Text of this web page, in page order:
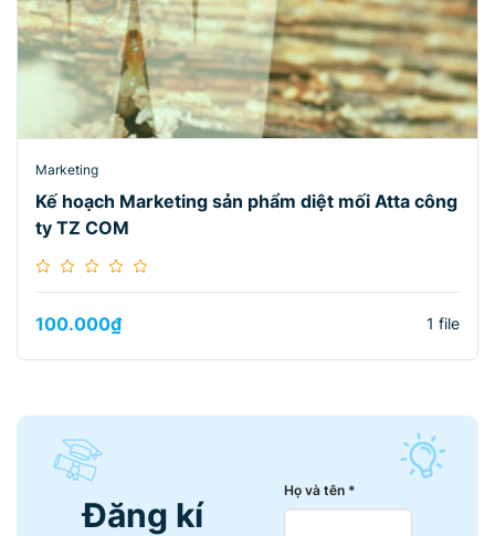
Marketing
Kế hoạch Marketing sản phẩm diệt mối Atta công
ty TZ COM
100.000₫ 1 file
Đăng kí
Họ và tên *